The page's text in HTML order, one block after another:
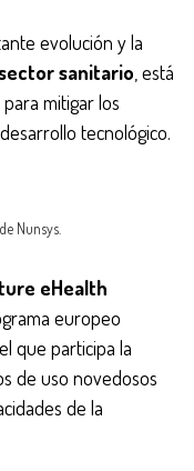
evolución y la
sanitario , está
para mitigar los
tecnológico.
Nunsys.
eHealth
europeo
el que participa la
de uso novedosos
de la